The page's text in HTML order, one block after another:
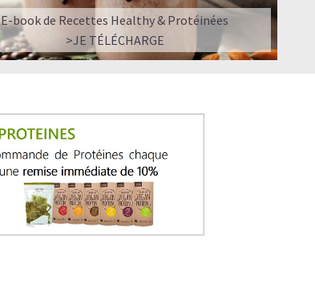
E-book de Recettes Healthy & Protéinées
>JE TÉLÉCHARGE